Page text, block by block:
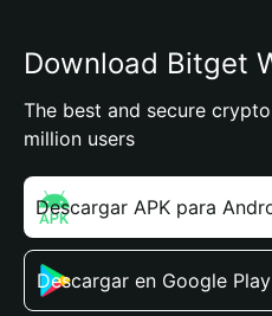
Download Bitget
The best and secure
million users
Descargar APK para
Descargar en Google Play